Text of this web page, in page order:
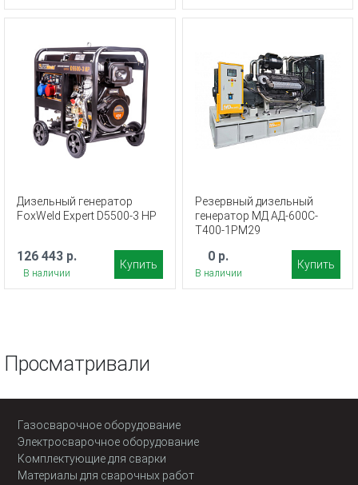
Дизельный генератор
FoxWeld Expert D5500-3 HP
126 443 р.
В наличии
Купить
Резервный дизельный
генератор МД АД-600С-
Т400-1РМ29
0 р.
В наличии
Купить
Просматривали
Газосварочное оборудование
Электросварочное оборудование
Комплектующие для сварки
Материалы для сварочных работ